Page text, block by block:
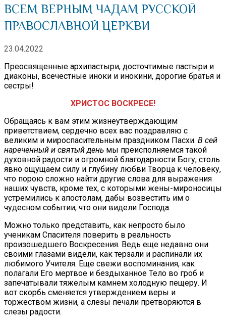
ВСЕМ ВЕРНЫМ ЧАДАМ РУССКОЙ
ПРАВОСЛАВНОЙ ЦЕРКВИ
23.04.2022
Преосвященные архипастыри, досточтимые пастыри и
диаконы, всечестные иноки и инокини, дорогие братья и
сестры!
ХРИСТОС ВОСКРЕСЕ!
Обращаясь к вам этим жизнеутверждающим
приветствием, сердечно всех вас поздравляю с
великим и мироспасительным праздником Пасхи. В сей
нареченный и святый день мы преисполняемся такой
духовной радости и огромной благодарности Богу, столь
явно ощущаем силу и глубину любви Творца к человеку,
что порою сложно найти другие слова для выражения
наших чувств, кроме тех, с которыми жены-мироносицы
устремились к апостолам, дабы возвестить им о
чудесном событии, что они видели Господа.
Можно только представить, как непросто было
ученикам Спасителя поверить в реальность
произошедшего Воскресения. Ведь еще недавно они
своими глазами видели, как терзали и распинали их
любимого Учителя. Еще свежи воспоминания, как
полагали Его мертвое и бездыханное Тело во гроб и
запечатывали тяжелым камнем холодную пещеру. И
вот скорбь сменяется утверждением веры и
торжеством жизни, а слезы печали претворяются в
слезы радости.